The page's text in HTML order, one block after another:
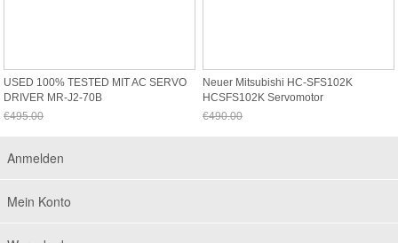
USED 100% TESTED MIT AC SERVO
DRIVER MR-J2-70B
€495.00
Neuer Mitsubishi HC-SFS102K
HCSFS102K Servomotor
€490.00
Anmelden
Mein Konto